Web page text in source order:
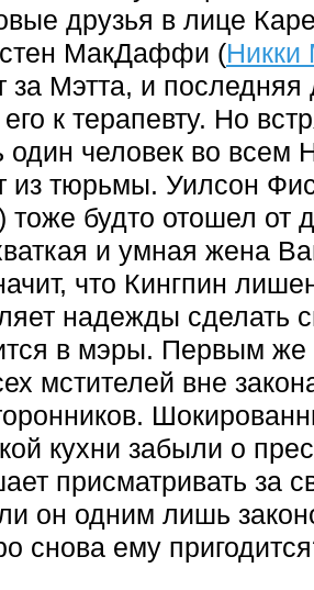
друзья в лице
МакДаффи (
за Мэтта, и последняя
к терапевту. Но
человек во всем
из тюрьмы. Уилсон
тоже будто отошел от
и умная жена
что Кингпин
надежды сделать
в мэры. Первым же
мстителей вне
кухни забыли о
присматривать за
он одним лишь
снова ему